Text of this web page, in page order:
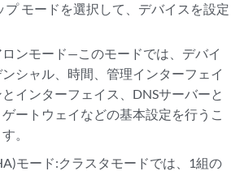
プ モードを選択して、デバイスを設定
ンモード—このモードでは、デバイ
シャル、時間、管理インターフェイ
インターフェイス、DNSサーバーと
ートウェイなどの基本設定を行うこ
。
モード:クラスタモードでは、1組の